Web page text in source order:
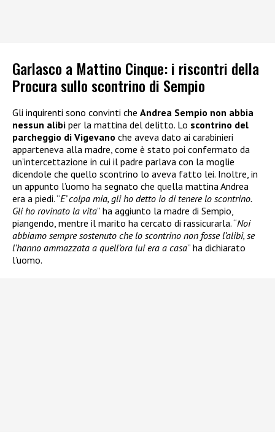
Garlasco a Mattino Cinque: i riscontri della
Procura sullo scontrino di Sempio
Gli inquirenti sono convinti che Andrea Sempio non abbia
nessun alibi per la mattina del delitto. Lo scontrino del
parcheggio di Vigevano che aveva dato ai carabinieri
apparteneva alla madre, come è stato poi confermato da
un’intercettazione in cui il padre parlava con la moglie
dicendole che quello scontrino lo aveva fatto lei. Inoltre, in
un appunto l’uomo ha segnato che quella mattina Andrea
era a piedi. “E’ colpa mia, gli ho detto io di tenere lo scontrino.
Gli ho rovinato la vita” ha aggiunto la madre di Sempio,
piangendo, mentre il marito ha cercato di rassicurarla. “Noi
abbiamo sempre sostenuto che lo scontrino non fosse l’alibi, se
l’hanno ammazzata a quell’ora lui era a casa” ha dichiarato
l’uomo.